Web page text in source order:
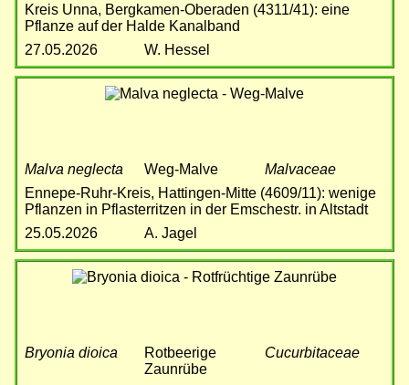
Kreis Unna, Bergkamen-Oberaden (4311/41): eine
Pflanze auf der Halde Kanalband
27.05.2026
W. Hessel
Malva neglecta Weg-Malve
Malvaceae
Ennepe-Ruhr-Kreis, Hattingen-Mitte (4609/11): wenige
Pflanzen in Pflasterritzen in der Emschestr. in Altstadt
25.05.2026
A. Jagel
Bryonia dioica
Rotbeerige
Zaunrübe
Cucurbitaceae